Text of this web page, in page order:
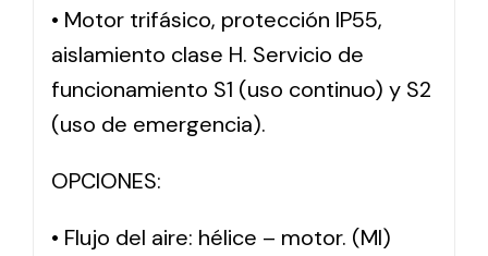
• Motor trifásico, protección IP55,
aislamiento clase H. Servicio de
funcionamiento S1 (uso continuo) y S2
(uso de emergencia).
OPCIONES:
• Flujo del aire: hélice – motor. (MI)